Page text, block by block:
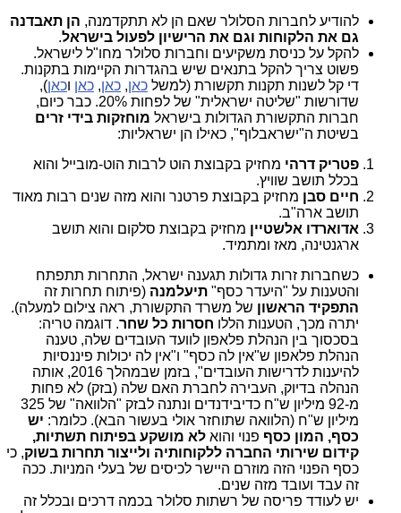
להודיע לחברות הסלולר שאם הן לא תתקדמנה, הן תאבדנה
גם את הלקוחות וגם את הרישיון לפעול בישראל.
להקל על כניסת משקיעים וחברות סלולר מחו"ל לישראל.
פשוט צריך להקל בתנאים שיש בהגדרות הקיימות בתקנות.
די קל לשנות תקנות תקשורת (למשל כאן, כאן, כאן וכאן),
שדורשות "שליטה ישראלית" של לפחות 20%. כבר כיום,
חברות התקשורת הגדולות בישראל מוחזקות בידי זרים
בשיטת ה"ישראבלוף", כאילו הן ישראליות:
פטריק דרהי מחזיק בקבוצת הוט לרבות הוט-מובייל והוא
בכלל תושב שוויץ.
חיים סבן מחזיק בקבוצת פרטנר והוא מזה שנים רבות מאוד
תושב ארה"ב.
אדוארדו אלשטיין מחזיק בקבוצת סלקום והוא תושב
ארגנטינה, מאז ומתמיד.
כשחברות זרות גדולות תגענה ישראל, התחרות תתפתח
והטענות על "היעדר כסף" תיעלמנה (פיתוח תחרות זה
התפקיד הראשון של משרד התקשורת, ראה צילום למעלה).
יתרה מכך, הטענות הללו חסרות כל שחר. דוגמה טריה:
בסכסוך בין הנהלת פלאפון לוועד העובדים שלה, טענה
הנהלת פלאפון ש"אין לה כסף" ו"אין לה יכולות פיננסיות
להיענות לדרישות העובדים", בזמן שבמהלך 2016, אותה
הנהלה בדיוק, העבירה לחברת האם שלה (בזק) לא פחות
מ-92 מיליון ש"ח כדיבידנדים ונתנה לבזק "הלוואה" של 325
מיליון ש"ח (הלוואה שתוחזר אולי בעשור הבא). כלומר: יש
כסף, המון כסף פנוי והוא לא מושקע בפיתוח תשתיות,
קידום שירותי החברה ללקוחותיה ולייצור תחרות בשוק, כי
כסף הפנוי הזה מוזרם היישר לכיסים של בעלי המניות. ככה
זה עבד ועובד מזה שנים.
יש לעודד פריסה של רשתות סלולר בכמה דרכים ובכלל זה